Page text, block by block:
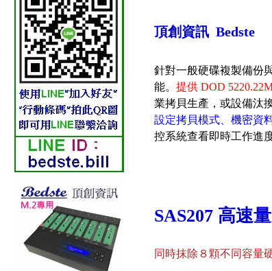
頂創資訊 Bedste
針對一般硬碟複製備份
能。 提供 DOD
業拷貝生產，或設備汰
設定拷貝模式、機密資
控系統查看即時工作進
SAS207 高速
同時抹除８顆不同容量